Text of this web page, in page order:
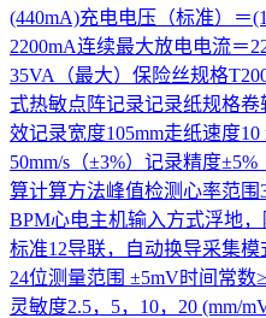
(440mA)充电电压（标准）＝
2200mA连续最大放电电流＝
35VA（最大）保险丝规格
式热敏点阵记录记录纸规格卷
效记录宽度105mm走纸速度10
50mm/s（±3%）记录精度
算计算方法峰值检测心率范围
BPM心电主机输入方式浮地
标准12导联，自动换导采集
24位测量范围 ±5mV时间常数
灵敏度2.5，5，10，20 (mm/